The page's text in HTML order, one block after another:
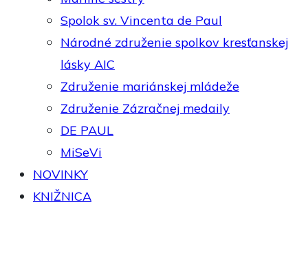
Spolok sv. Vincenta de Paul
Národné združenie spolkov kresťanskej
lásky AIC
Združenie mariánskej mládeže
Združenie Zázračnej medaily
DE PAUL
MiSeVi
NOVINKY
KNIŽNICA